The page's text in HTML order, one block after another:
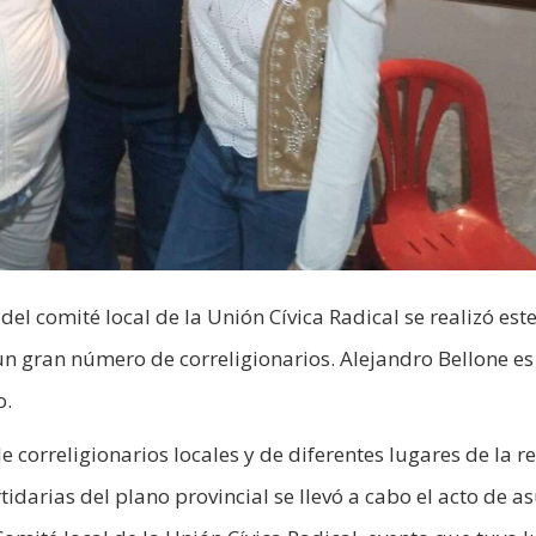
comité local de la Unión Cívica Radical se realizó este
gran número de correligionarios. Alejandro Bellone
correligionarios locales y de diferentes lugares de la
del plano provincial se llevó a cabo el acto de